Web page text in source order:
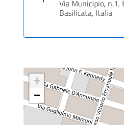
Via Municipio, n.1,
Basilicata, Italia
+
−